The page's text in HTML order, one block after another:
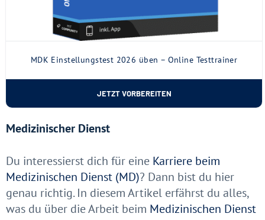
MDK Einstellungstest 2026 üben – Online Testtrainer
JETZT VORBEREITEN
Medizinischer Dienst
Du interessierst dich für eine Karriere beim
Medizinischen Dienst (MD)? Dann bist du hier
genau richtig. In diesem Artikel erfährst du alles,
was du über die Arbeit beim Medizinischen Dienst